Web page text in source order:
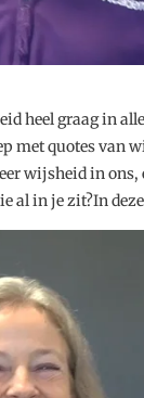
heel graag in
met quotes van
wijsheid in ons,
al in je zit?In